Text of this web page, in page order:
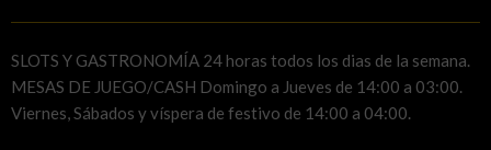
SLOTS Y GASTRONOMÍA 24 horas todos los dias de la semana.
MESAS DE JUEGO/CASH Domingo a Jueves de 14:00 a 03:00.
Viernes, Sábados y víspera de festivo de 14:00 a 04:00.